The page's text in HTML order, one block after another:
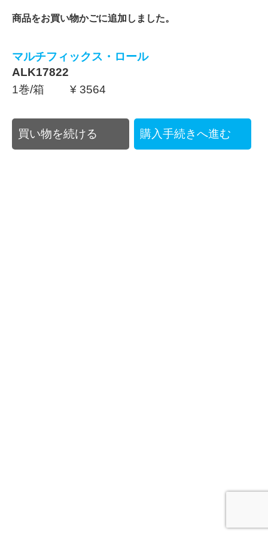
商品をお買い物かごに追加しました。
マルチフィックス・ロール
ALK17822
1巻/箱 ¥ 3564
買い物を続ける 購入手続きへ進む